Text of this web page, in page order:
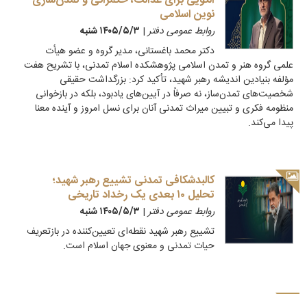
نوین اسلامی
روابط عمومی دفتر| ۱۴۰۵/۵/۳ شنبه
دکتر محمد باغستانی، مدیر گروه و عضو هیأت
علمی گروه هنر و تمدن اسلامی پژوهشکده اسلام تمدنی، با تشریح هفت
مؤلفه بنیادین اندیشه رهبر شهید، تأکید کرد: بزرگداشت حقیقی
شخصیت‌های تمدن‌ساز، نه صرفاً در آیین‌های یادبود، بلکه در بازخوانی
منظومه فکری و تبیین میراث تمدنی آنان برای نسل امروز و آینده معنا
پیدا می‌کند.
کالبدشکافی تمدنی تشییع رهبر شهید؛
تحلیل ۱۰ بعدی یک رخداد تاریخی
روابط عمومی دفتر| ۱۴۰۵/۵/۳ شنبه
تشییع رهبر شهید نقطه‌ای تعیین‌کننده در بازتعریف
حیات تمدنی و معنوی جهان اسلام است.